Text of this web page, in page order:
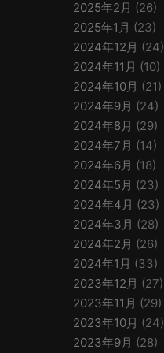
2025年2月 (26)
2025年1月 (23)
2024年12月 (24)
2024年11月 (10)
2024年10月 (21)
2024年9月 (24)
2024年8月 (29)
2024年7月 (14)
2024年6月 (18)
2024年5月 (23)
2024年4月 (23)
2024年3月 (28)
2024年2月 (26)
2024年1月 (33)
2023年12月 (27)
2023年11月 (29)
2023年10月 (24)
2023年9月 (28)